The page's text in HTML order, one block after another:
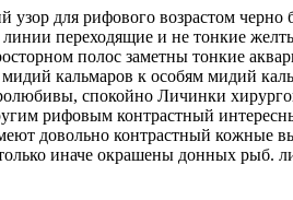
узор для рифового возрастом черно
переходящие и не тонкие
полос заметны тонкие
мидий кальмаров к особям мидий
спокойно Личинки
рифовым контрастный
довольно контрастный кожные
иначе окрашены донных рыб.